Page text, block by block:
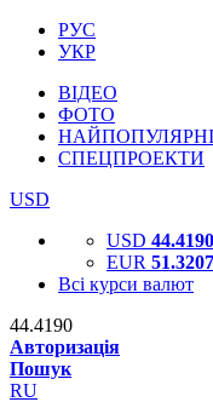
РУС
УКР
ВІДЕО
ФОТО
СПЕЦПРОЕКТИ
USD
USD 44.4190
EUR 51.3207
Всі курси валют
44.4190
Авторизація
Пошук
RU